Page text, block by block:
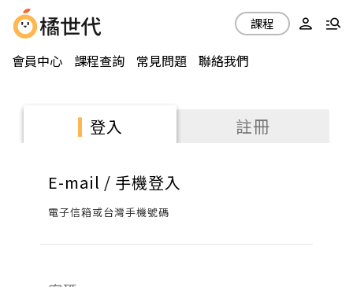
會員中心 課程查詢 常見問題 聯絡我們
課程
登入 註冊
E-mail / 手機登入
電子信箱或台灣手機號碼